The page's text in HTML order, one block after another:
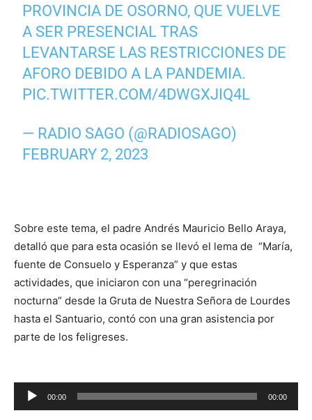
PROVINCIA DE OSORNO, QUE VUELVE
A SER PRESENCIAL TRAS
LEVANTARSE LAS RESTRICCIONES DE
AFORO DEBIDO A LA PANDEMIA.
PIC.TWITTER.COM/4DWGXJIQ4L
— RADIO SAGO (@RADIOSAGO)
FEBRUARY 2, 2023
Sobre este tema, el padre Andrés Mauricio Bello Araya,
detalló que para esta ocasión se llevó el lema de “María,
fuente de Consuelo y Esperanza” y que estas
actividades, que iniciaron con una “peregrinación
nocturna” desde la Gruta de Nuestra Señora de Lourdes
hasta el Santuario, contó con una gran asistencia por
parte de los feligreses.
Reproductor
de
00:00 00:00